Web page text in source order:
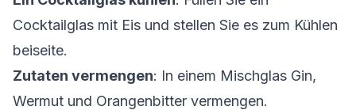
Cocktailglas mit Eis und stellen Sie es zum Kühlen
beiseite.
Zutaten vermengen: In einem Mischglas Gin,
Wermut und Orangenbitter vermengen.